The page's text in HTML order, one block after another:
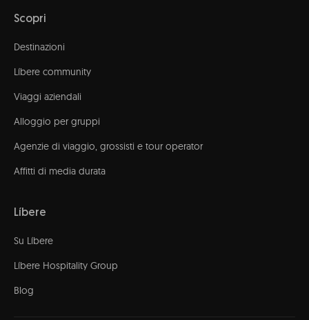
Scopri
Destinazioni
Líbere community
Viaggi aziendali
Alloggio per gruppi
Agenzie di viaggio, grossisti e tour operator
Affitti di media durata
Líbere
Su Líbere
Líbere Hospitality Group
Blog